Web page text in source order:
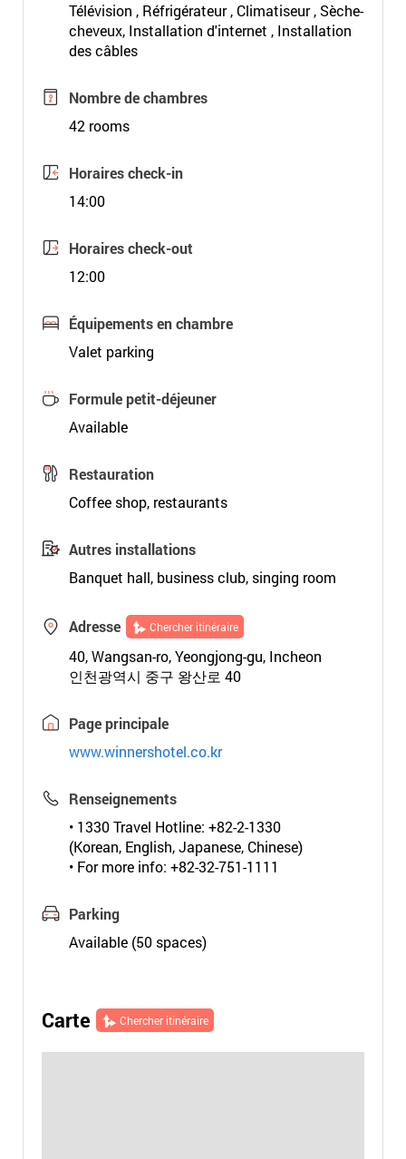
Télévision , Réfrigérateur , Climatiseur , Sèche-
cheveux, Installation d'internet , Installation
des câbles
Nombre de chambres
42 rooms
Horaires check-in
14:00
Horaires check-out
12:00
Équipements en chambre
Valet parking
Formule petit-déjeuner
Available
Restauration
Coffee shop, restaurants
Autres installations
Banquet hall, business club, singing room
Adresse Chercher itinéraire
40, Wangsan-ro, Yeongjong-gu, Incheon
인천광역시 중구 왕산로 40
Page principale
www.winnershotel.co.kr
Renseignements
• 1330 Travel Hotline: +82-2-1330
(Korean, English, Japanese, Chinese)
• For more info: +82-32-751-1111
Parking
Available (50 spaces)
Carte Chercher itinéraire